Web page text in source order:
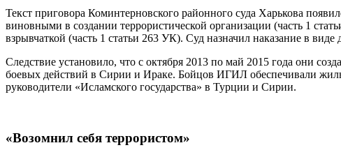
Текст приговора Коминтерновского районного суда Харькова
виновными в создании террористической организации (часть 1
взрывчаткой (часть 1 статьи 263 УК). Суд назначил наказание в
Следствие установило, что с октября 2013 по май 2015 года они
боевых действий в Сирии и Ираке. Бойцов ИГИЛ обеспечивали
руководители «Исламского государства» в Турции и Сирии.
«Возомнил себя террористом»